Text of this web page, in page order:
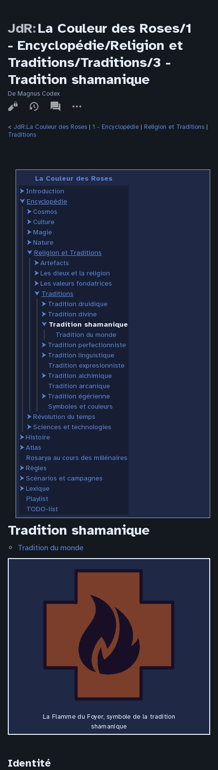
JdR:La Couleur des Roses/1
- Encyclopédie/Religion et
Traditions/Traditions/3 -
Tradition shamanique
De Magnus Codex
Affichages
associated-
pages
actions
< JdR:La Couleur des Roses ‎ | 1 - Encyclopédie ‎ | Religion et Traditions ‎ |
Traditions
La Couleur des Roses
⮞ Introduction
⮟ Encyclopédie
⮞Cosmos
⮞Culture
⮞Magie
⮞Nature
⮟ Religion et Traditions
⮞Artefacts
⮞Les dieux et la religion
⮞Les valeurs fondatrices
⮟ Traditions
⮞ Tradition druidique
⮞ Tradition divine
⮟ Tradition shamanique
Tradition du monde
⮞ Tradition perfectionniste
⮞ Tradition linguistique
Tradition expresionniste
⮞ Tradition alchimique
Tradition arcanique
⮞ Tradition égérienne
Symboles et couleurs
⮞Révolution du temps
⮞Sciences et technologies
⮞Histoire
⮞Atlas
Rosarya au cours des millénaires
⮞Règles
⮞Scénarios et campagnes
⮞Lexique
Playlist
TODO-list
Tradition shamanique
Tradition du monde
La Flamme du Foyer, symbole de la tradition
shamanique
Identité